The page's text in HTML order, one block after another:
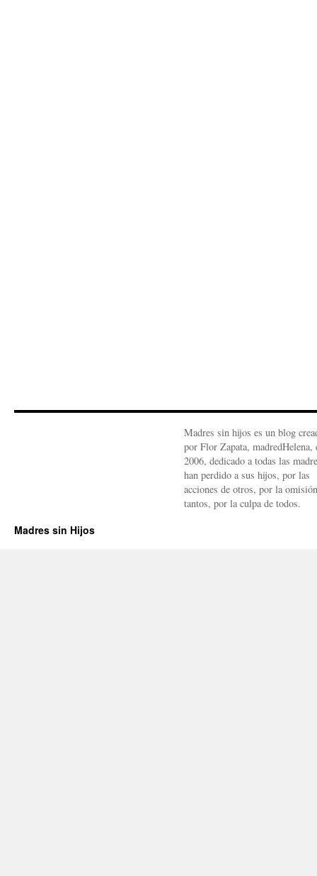
Madres sin hijos es un blog
por Flor Zapata, madredHelena,
2006, dedicado a todas las
han perdido a sus hijos, por las
acciones de otros, por la
tantos, por la culpa de todos.
Madres sin Hijos